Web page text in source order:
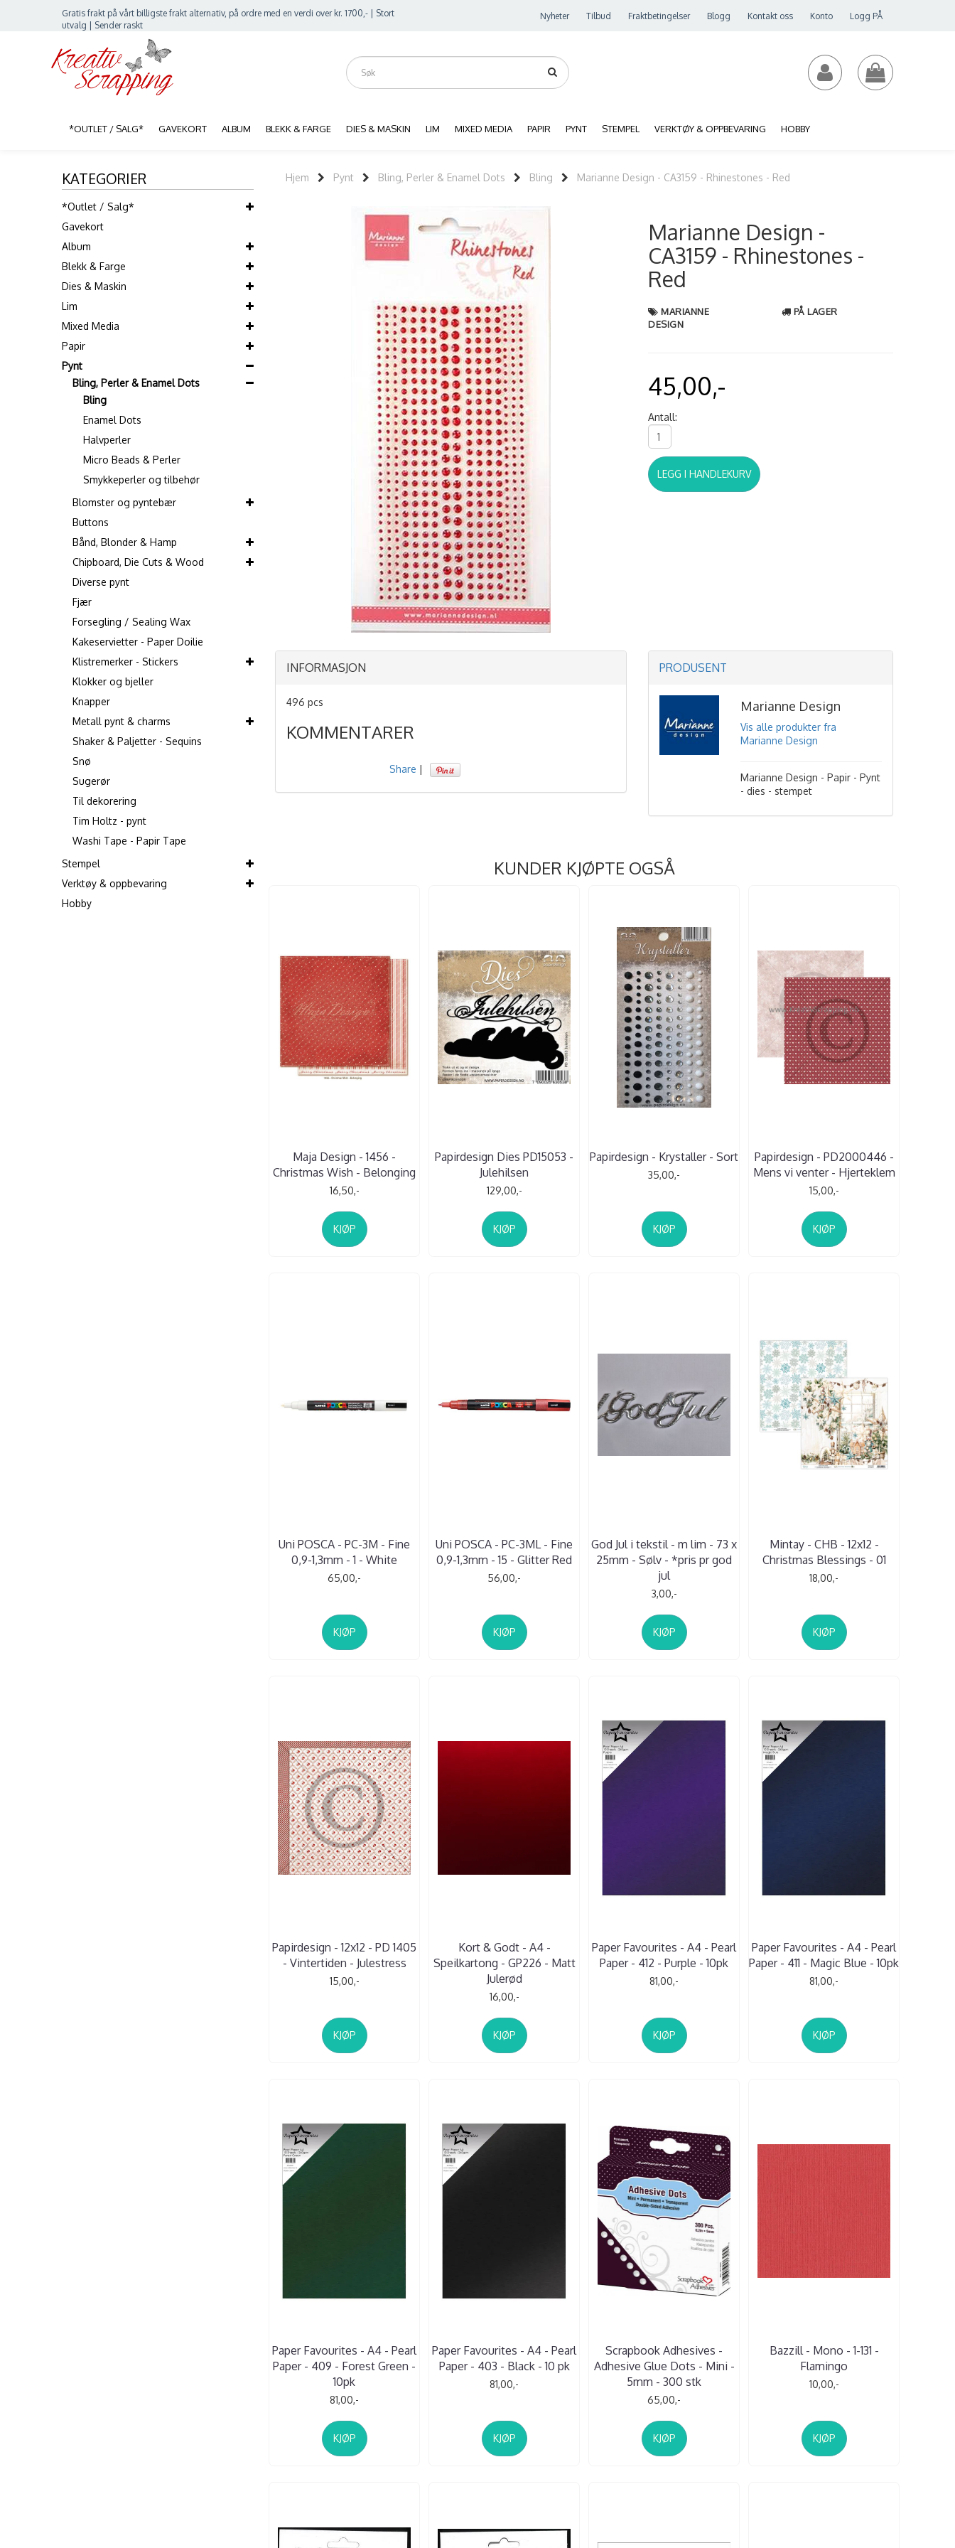
Gratis frakt på vårt billigste frakt alternativ, på ordre med en verdi over kr. 1700,- | Stort
utvalg | Sender raskt
Nyheter Tilbud Fraktbetingelser Blogg Kontakt oss Konto Logg PÅ
*OUTLET / SALG* GAVEKORT ALBUM BLEKK & FARGE DIES & MASKIN LIM MIXED MEDIA PAPIR PYNT STEMPEL VERKTØY & OPPBEVARING HOBBY
KATEGORIER
*Outlet / Salg*
Gavekort
Album
Blekk & Farge
Dies & Maskin
Lim
Mixed Media
Papir
Pynt
Bling, Perler & Enamel Dots
Bling
Enamel Dots
Halvperler
Micro Beads & Perler
Smykkeperler og tilbehør
Blomster og pyntebær
Buttons
Bånd, Blonder & Hamp
Chipboard, Die Cuts & Wood
Diverse pynt
Fjær
Forsegling / Sealing Wax
Kakeservietter - Paper Doilie
Klistremerker - Stickers
Klokker og bjeller
Knapper
Metall pynt & charms
Shaker & Paljetter - Sequins
Snø
Sugerør
Til dekorering
Tim Holtz - pynt
Washi Tape - Papir Tape
Stempel
Verktøy & oppbevaring
Hobby
Hjem Pynt Bling, Perler & Enamel Dots Bling Marianne Design - CA3159 - Rhinestones - Red
Marianne Design -
CA3159 - Rhinestones -
Red
MARIANNE
DESIGN
PÅ LAGER
45,00,-
Antall:
LEGG I HANDLEKURV
INFORMASJON
496 pcs
KOMMENTARER
Share |
PRODUSENT
Marianne Design
Vis alle produkter fra
Marianne Design
Marianne Design - Papir - Pynt
- dies - stempet
KUNDER KJØPTE OGSÅ
Maja Design - 1456 -
Christmas Wish - Belonging
16,50,-
KJØP
Papirdesign Dies PD15053 -
Julehilsen
129,00,-
KJØP
Papirdesign - Krystaller - Sort
35,00,-
KJØP
Papirdesign - PD2000446 -
Mens vi venter - Hjerteklem
15,00,-
KJØP
Uni POSCA - PC-3M - Fine
0,9-1,3mm - 1 - White
65,00,-
KJØP
Uni POSCA - PC-3ML - Fine
0,9-1,3mm - 15 - Glitter Red
56,00,-
KJØP
God Jul i tekstil - m lim - 73 x
25mm - Sølv - *pris pr god
jul
3,00,-
KJØP
Mintay - CHB - 12x12 -
Christmas Blessings - 01
18,00,-
KJØP
Papirdesign - 12x12 - PD 1405
- Vintertiden - Julestress
15,00,-
KJØP
Kort & Godt - A4 -
Speilkartong - GP226 - Matt
Julerød
16,00,-
KJØP
Paper Favourites - A4 - Pearl
Paper - 412 - Purple - 10pk
81,00,-
KJØP
Paper Favourites - A4 - Pearl
Paper - 411 - Magic Blue - 10pk
81,00,-
KJØP
Paper Favourites - A4 - Pearl
Paper - 409 - Forest Green -
10pk
81,00,-
KJØP
Paper Favourites - A4 - Pearl
Paper - 403 - Black - 10 pk
81,00,-
KJØP
Scrapbook Adhesives -
Adhesive Glue Dots - Mini -
5mm - 300 stk
65,00,-
KJØP
Bazzill - Mono - 1-131 -
Flamingo
10,00,-
KJØP